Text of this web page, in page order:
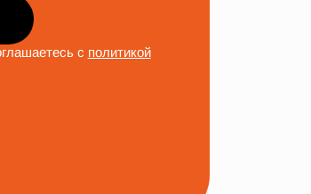
с политикой